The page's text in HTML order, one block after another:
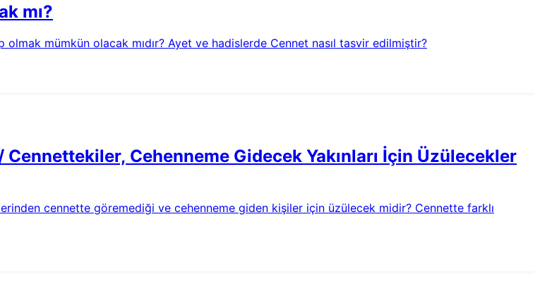
mı?
mümkün olacak mıdır? Ayet ve hadislerde Cennet nasıl tasvir edilmiştir?
Cehenneme Gidecek Yakınları İçin Üzülecekler
cennette göremediği ve cehenneme giden kişiler için üzülecek midir? Cennette farklı